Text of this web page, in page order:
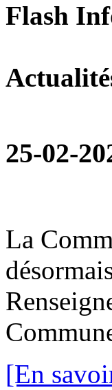
Flash
25-02-
La
[En